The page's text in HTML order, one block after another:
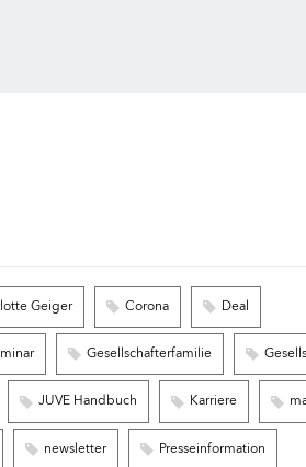
Geiger Corona Deal
Gesellschafterfamilie
JUVE Handbuch Karriere
newsletter Presseinformation